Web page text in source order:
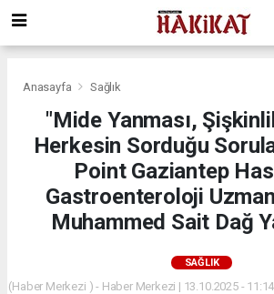
Anasayfa Sağlık
"Mide Yanması,
Herkesin Sorduğu
Point Gaziantep
Gastroenteroloji
Muhammed Sait Dağ
SAĞLIK
(Haber Merkezi ) - Haber Merkezi | 13.10.2025 -